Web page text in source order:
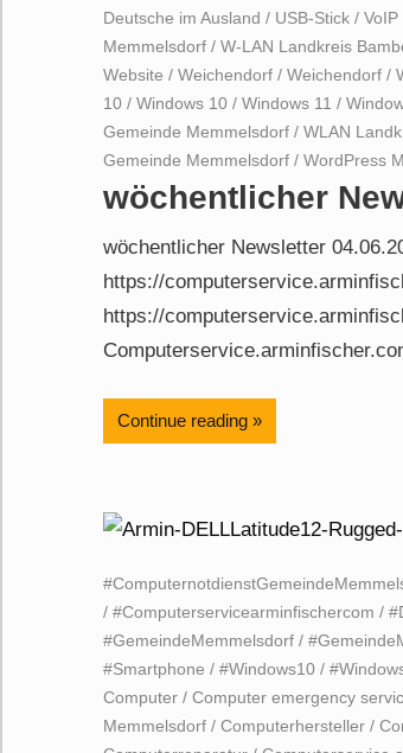
Deutsche im Ausland / USB-Stick / VoIP
Memmelsdorf / W-LAN Landkreis
Website / Weichendorf / Weichendorf /
10 / Windows 10 / Windows 11 /
Gemeinde Memmelsdorf / WLAN
Gemeinde Memmelsdorf / WordPress
wöchentlicher
wöchentlicher Newsletter
https://
https://
Continue reading
/ #Computerservicearminfischercom /
#GemeindeMemmelsdorf /
#Smartphone / #Windows10 /
Computer / Computer emergency
Memmelsdorf / Computerhersteller /